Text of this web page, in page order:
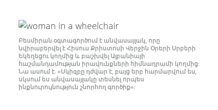
Բեսմիրան օգտագործում է անվասայլակ, որը
նվիրաբերվել է Հիսուս Քրիստոսի Վերջին Օրերի Սրբերի
Եկեղեցու կողմից և բաշխվել Ալբանիայի
հաշմանդամության իրավունքների հիմնադրամի կողմից:
Նա ասում է. «Սկիզբը դժվար է, բայց երբ հարմարվում ես,
սկսում ես անվասայլակը տեսնել որպես
ինքնուրույնություն շնորհող գործիք»: